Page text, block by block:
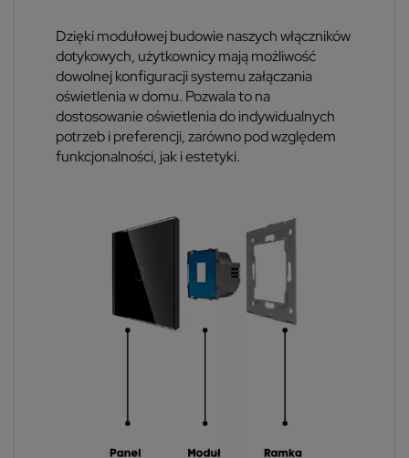
Dzięki modułowej budowie naszych włączników
dotykowych, użytkownicy mają możliwość
dowolnej konfiguracji systemu załączania
oświetlenia w domu. Pozwala to na
dostosowanie oświetlenia do indywidualnych
potrzeb i preferencji, zarówno pod względem
funkcjonalności, jak i estetyki.